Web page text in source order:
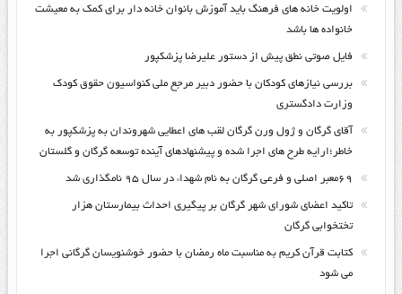
اولویت خانه های فرهنگ باید آموزش بانوان خانه دار برای کمک به معیشت
خانواده ها باشد
فایل صوتی نطق پیش از دستور علیرضا پزشکپور
بررسی نیازهای کودکان با حضور دبیر مرجع ملی کنواسیون حقوق کودک
وزارت دادگستری
آقای گرگان و ژول ورن گرگان لقب های اعطایی شهروندان به پزشکپور به
خاطر؛ارایه طرح های اجرا شده و پیشنهادهای آینده توسعه گرگان و گلستان
۶۹معبر اصلی و فرعی گرگان به نام شهداء در سال ۹۵ نامگذاری شد
تاکید اعضای شورای شهر گرگان بر پیگیری احداث بیمارستان هزار
تختخوابی گرگان
کتابت قرآن کریم به مناسبت ماه رمضان با حضور خوشنویسان گرگانی اجرا
می شود